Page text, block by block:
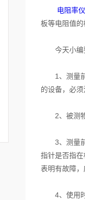
电阻率仪
板等电阻值
今天小编要
1、测量前
的设备，必
2、被测物
3、测量前
指针是否指
表明有故障
4、使用时